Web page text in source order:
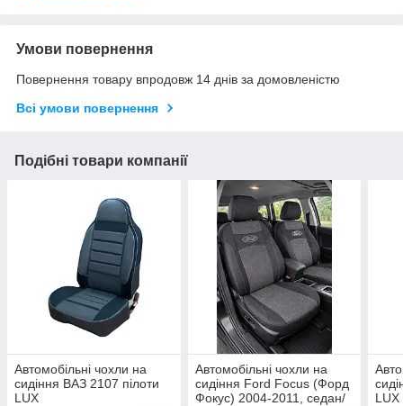
Умови повернення
Повернення товару впродовж 14 днів за домовленістю
Всі умови повернення
Подібні товари компанії
Автомобільні чохли на
сидіння ВАЗ 2107 пілоти
LUX
Автомобільні чохли на
сидіння Ford Focus (Форд
Фокус) 2004-2011, седан/
LUX